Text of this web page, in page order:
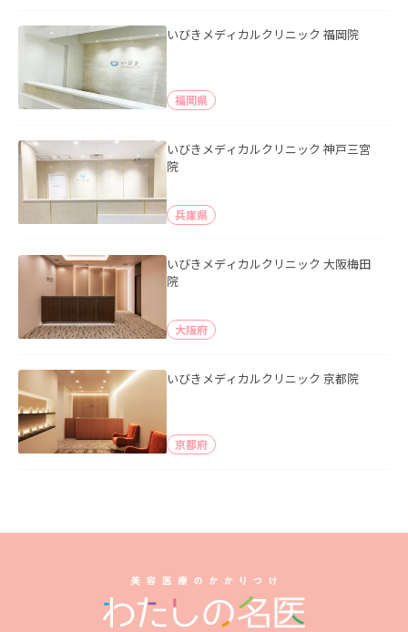
いびきメディカルクリニック 福岡院
福岡県
いびきメディカルクリニック 神戸三宮
院
兵庫県
いびきメディカルクリニック 大阪梅田
院
大阪府
いびきメディカルクリニック 京都院
京都府